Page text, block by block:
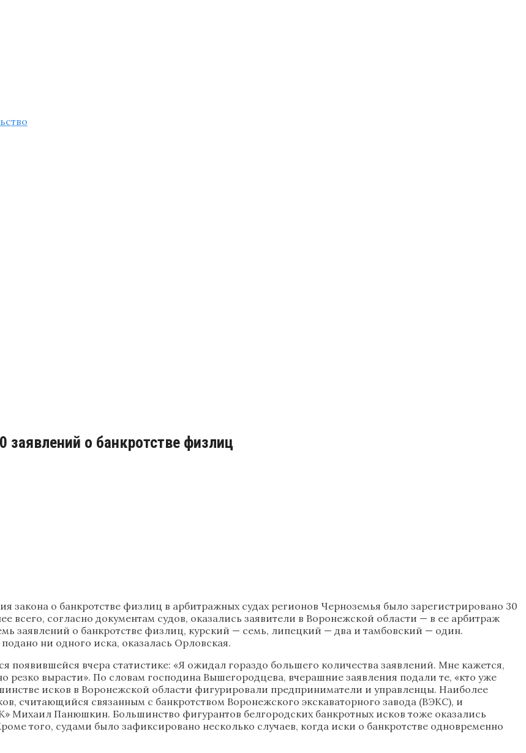
о банкротстве физлиц
закона о банкротстве физлиц в арбитражных судах регионов Черноземья было зарегистрировано 30
всего, согласно документам судов, оказались заявители в Воронежской области — в ее арбитраж
заявлений о банкротстве физлиц, курский — семь, липецкий — два и тамбовский — один.
ни одного иска, оказалась Орловская.
вчера статистике: «Я ожидал гораздо большего количества заявлений. Мне кажется,
вырасти». По словам господина Вышегородцева, вчерашние заявления подали те, «кто уже
исков в Воронежской области фигурировали предприниматели и управленцы. Наиболее
считающийся связанным с банкротством Воронежского экскаваторного завода (ВЭКС), и
Михаил Панюшкин. Большинство фигурантов белгородских банкротных исков тоже оказались
того, судами было зафиксировано несколько случаев, когда иски о банкротстве одновременно